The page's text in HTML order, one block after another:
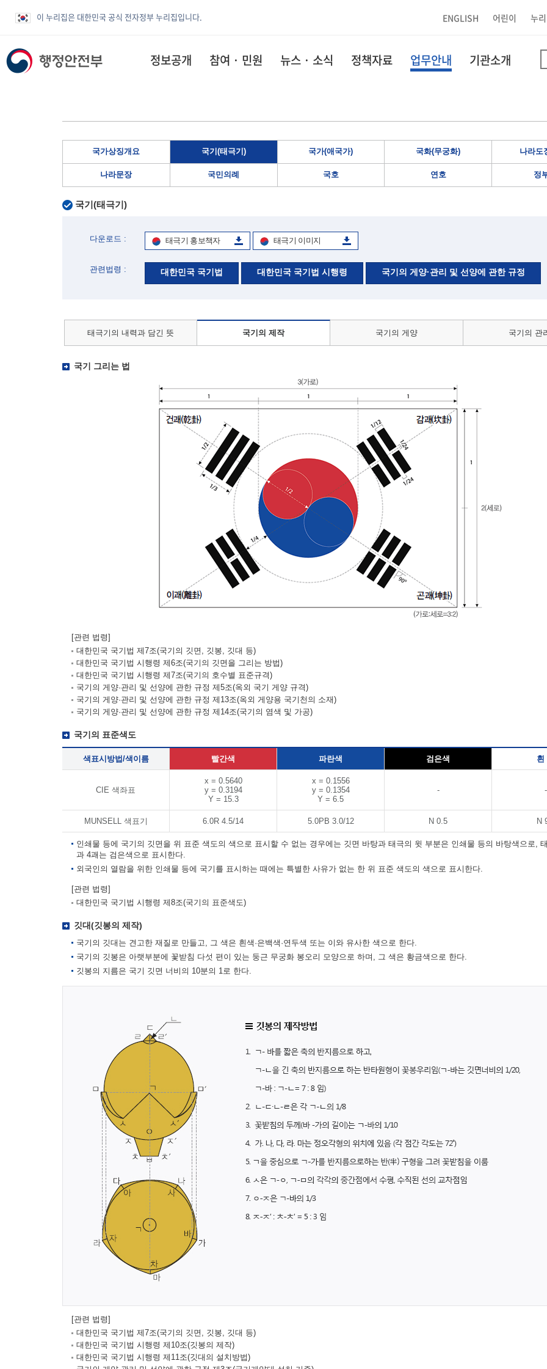
이 누리집은 대한민국 공식 전자정부 누리집입니다. ENGLISH 어린이 누
정보공개 참여 · 민원 뉴스 · 소식 정책자료 업무안내 기관소개
국가상징개요 국기(태극기) 국가(애국가) 국화(무궁화) 나라도
나라문장 국민의례 국호 연호 정
국기(태극기)
다운로드 : 태극기 홍보책자 태극기 이미지
관련법령 : 대한민국 국기법 대한민국 국기법 시행령 국기의 게양·관리 및 선양에 관한 규정
태극기의 내력과 담긴 뜻 국기의 제작 국기의 게양 국기의 관
국기 그리는 법
[관련 법령]
대한민국 국기법 제7조(국기의 깃면, 깃봉, 깃대 등)
대한민국 국기법 시행령 제6조(국기의 깃면을 그리는 방법)
대한민국 국기법 시행령 제7조(국기의 호수별 표준규격)
국기의 게양·관리 및 선양에 관한 규정 제5조(옥외 국기 게양 규격)
국기의 게양·관리 및 선양에 관한 규정 제13조(옥외 게양용 국기천의 소재)
국기의 게양·관리 및 선양에 관한 규정 제14조(국기의 염색 및 가공)
국기의 표준색도
색표시방법/색이름 빨간색 파란색 검은색 흰
CIE 색좌표
x = 0.5640
y = 0.3194
Y = 15.3
x = 0.1556
y = 0.1354
Y = 6.5
- -
MUNSELL 색표기 6.0R 4.5/14 5.0PB 3.0/12 N 0.5 N
인쇄물 등에 국기의 깃면을 위 표준 색도의 색으로 표시할 수 없는 경우에는 깃면 바탕과 태극의 윗 부분은 인쇄물 등의 바탕색으로,
과 4괘는 검은색으로 표시한다.
외국인의 열람을 위한 인쇄물 등에 국기를 표시하는 때에는 특별한 사유가 없는 한 위 표준 색도의 색으로 표시한다.
[관련 법령]
대한민국 국기법 시행령 제8조(국기의 표준색도)
깃대(깃봉의 제작)
국기의 깃대는 견고한 재질로 만들고, 그 색은 흰색·은백색·연두색 또는 이와 유사한 색으로 한다.
국기의 깃봉은 아랫부분에 꽃받침 다섯 편이 있는 둥근 무궁화 봉오리 모양으로 하며, 그 색은 황금색으로 한다.
깃봉의 지름은 국기 깃면 너비의 10분의 1로 한다.
[관련 법령]
대한민국 국기법 제7조(국기의 깃면, 깃봉, 깃대 등)
대한민국 국기법 시행령 제10조(깃봉의 제작)
대한민국 국기법 시행령 제11조(깃대의 설치방법)